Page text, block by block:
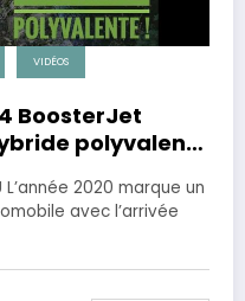
VIDÉOS
BoosterJet
polyvalente
2020 marque un
avec l’arrivée